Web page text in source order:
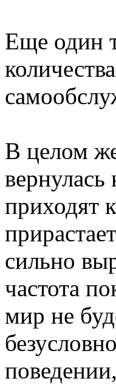
Еще один
В целом
приходят
сильно
частота
мир не